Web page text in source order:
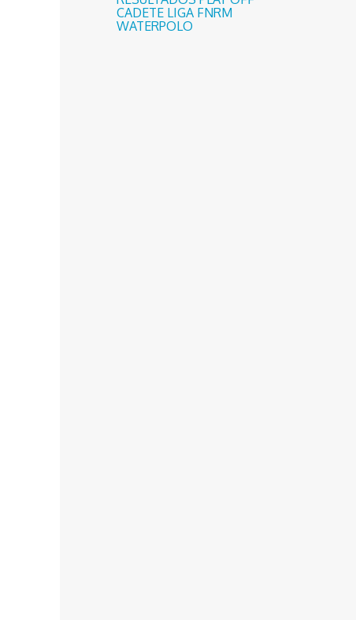
CADETE LIGA FNRM
WATERPOLO